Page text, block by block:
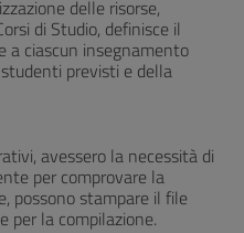
delle risorse,
di Studio, definisce il
a ciascun insegnamento
previsti e della
avessero la necessità di
per comprovare la
possono stampare il file
per la compilazione.